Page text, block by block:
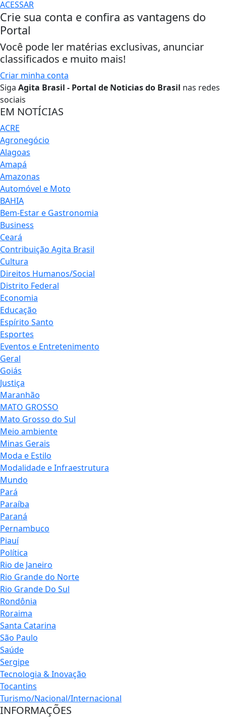
ACESSAR
Crie sua conta e confira as vantagens do
Portal
Você pode ler matérias exclusivas, anunciar
classificados e muito mais!
Criar minha conta
Siga Agita Brasil - Portal de Noticias do Brasil nas redes
sociais
EM NOTÍCIAS
ACRE
Agronegócio
Alagoas
Amapá
Amazonas
Automóvel e Moto
BAHIA
Bem-Estar e Gastronomia
Business
Ceará
Contribuição Agita Brasil
Cultura
Direitos Humanos/Social
Distrito Federal
Economia
Educação
Espírito Santo
Esportes
Eventos e Entretenimento
Geral
Goiás
Justiça
Maranhão
MATO GROSSO
Mato Grosso do Sul
Meio ambiente
Minas Gerais
Moda e Estilo
Modalidade e Infraestrutura
Mundo
Pará
Paraíba
Paraná
Pernambuco
Piauí
Política
Rio de Janeiro
Rio Grande do Norte
Rio Grande Do Sul
Rondônia
Roraima
Santa Catarina
São Paulo
Saúde
Sergipe
Tecnologia & Inovação
Tocantins
Turismo/Nacional/Internacional
INFORMAÇÕES